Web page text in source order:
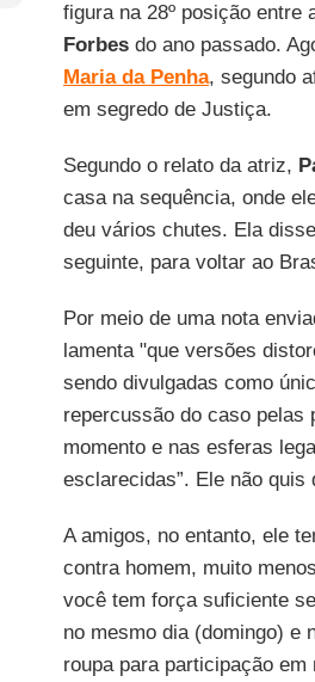
figura na 28º posição
Forbesdo ano passado.
Maria da Penha, segundo
em segredo de Justiça.
Segundo o relato da atriz,
casa na sequência, onde
deu vários chutes. Ela
seguinte, para voltar ao
Por meio de uma nota
lamenta "que versões
sendo divulgadas como
repercussão do caso pelas
momento e nas esferas
esclarecidas”. Ele não quis
A amigos, no entanto, ele
contra homem, muito
você tem força suficiente
no mesmo dia (domingo) e
roupa para participação